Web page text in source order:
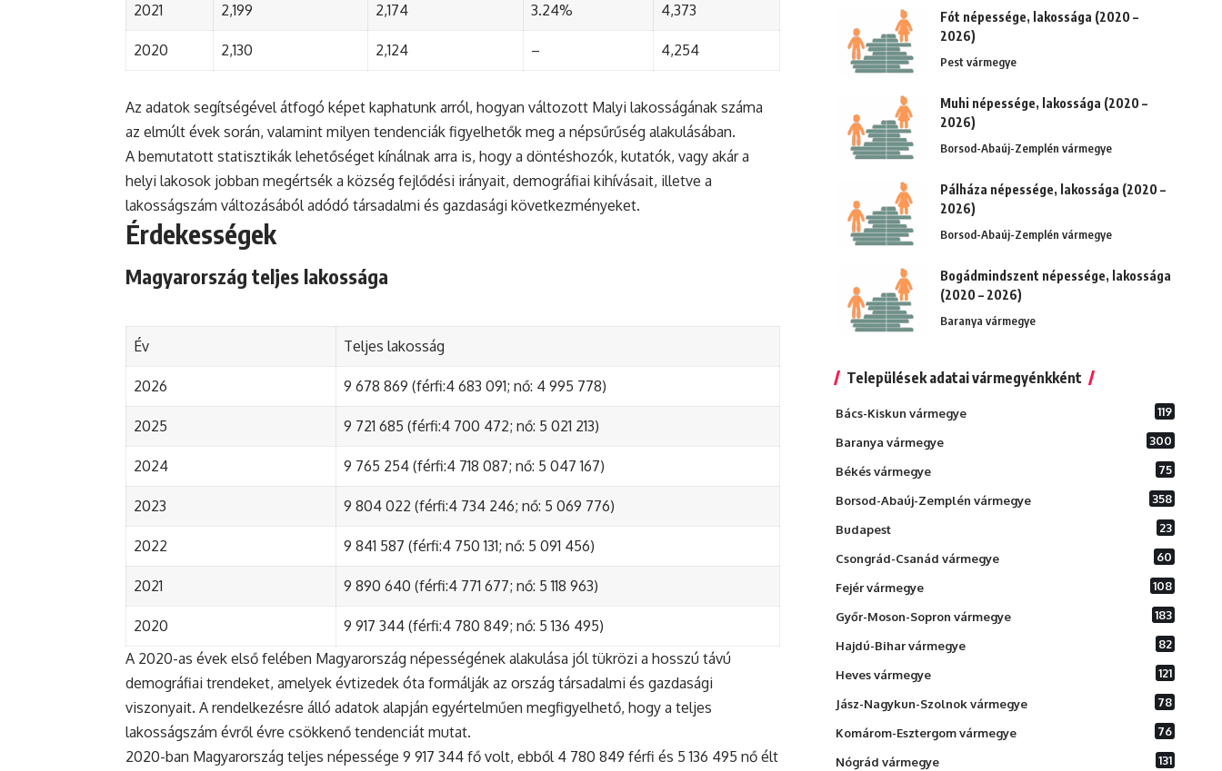
2021 2,199 2,174 3.24% 4,373
2020 2,130 2,124 – 4,254
Az adatok segítségével átfogó képet kaphatunk arról, hogyan változott Malyi lakosságának száma
az elmúlt évek során, valamint milyen tendenciák figyelhetők meg a népsűrűség alakulásában.
A bemutatott statisztikák lehetőséget kínálnak arra is, hogy a döntéshozók, kutatók, vagy akár a
helyi lakosok jobban megértsék a község fejlődési irányait, demográfiai kihívásait, illetve a
lakosságszám változásából adódó társadalmi és gazdasági következményeket.
Érdekességek
Magyarország teljes lakossága
Év Teljes lakosság
2026 9 678 869 (férfi:4 683 091; nő: 4 995 778)
2025 9 721 685 (férfi:4 700 472; nő: 5 021 213)
2024 9 765 254 (férfi:4 718 087; nő: 5 047 167)
2023 9 804 022 (férfi:4 734 246; nő: 5 069 776)
2022 9 841 587 (férfi:4 750 131; nő: 5 091 456)
2021 9 890 640 (férfi:4 771 677; nő: 5 118 963)
2020
9 917 344 (férfi:4 780 849; nő: 5 136 495)
A 2020-as évek első felében Magyarország népességének alakulása jól tükrözi a hosszú távú
demográfiai trendeket, amelyek évtizedek óta formálják az ország társadalmi és gazdasági
viszonyait. A rendelkezésre álló adatok alapján egyértelműen megfigyelhető, hogy a teljes
lakosságszám évről évre csökkenő tendenciát mutat.
2020-ban Magyarország teljes népessége 9 917 344 fő volt, ebből 4 780 849 férfi és 5 136 495 nő élt
Fót népessége, lakossága (2020 –
2026)
Pest vármegye
Muhi népessége, lakossága (2020 –
2026)
Borsod-Abaúj-Zemplén vármegye
Pálháza népessége, lakossága (2020 –
2026)
Borsod-Abaúj-Zemplén vármegye
Bogádmindszent népessége, lakossága
(2020 – 2026)
Baranya vármegye
Települések adatai vármegyénkként
Bács-Kiskun vármegye 119
Baranya vármegye 300
Békés vármegye 75
Borsod-Abaúj-Zemplén vármegye 358
Budapest 23
Csongrád-Csanád vármegye 60
Fejér vármegye 108
Győr-Moson-Sopron vármegye 183
Hajdú-Bihar vármegye 82
Heves vármegye 121
Jász-Nagykun-Szolnok vármegye 78
Komárom-Esztergom vármegye 76
Nógrád vármegye 131